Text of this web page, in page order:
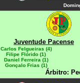
Juventude Pacense
Carlos Felgueiras (4)
Filipe Flórido (1)
Daniel Ferreira (1)
Gonçalo Frias (1)
Árbitro: